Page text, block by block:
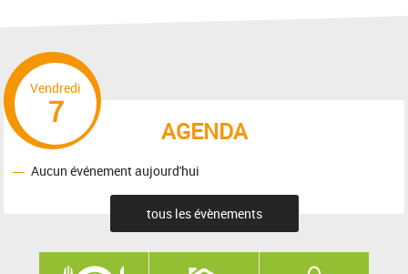
AGENDA
Vendredi
7
Aucun événement aujourd'hui
tous les évènements